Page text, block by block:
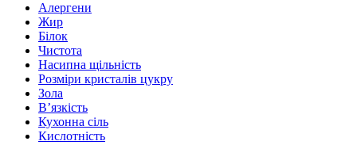
Алергени
Жир
Білок
Чистота
Насипна щільність
Розміри кристалів цукру
Зола
В’язкість
Кухонна сіль
Кислотність